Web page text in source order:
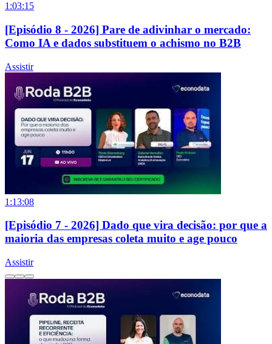
1:03:15
[Episódio 8 - 2026] Pare de adivinhar o mercado:
Como IA e dados substituem o achismo no B2B
Assistir
1:13:08
[Episódio 7 - 2026] Dado que vira decisão: por que a
maioria das empresas coleta muito e age pouco
Assistir